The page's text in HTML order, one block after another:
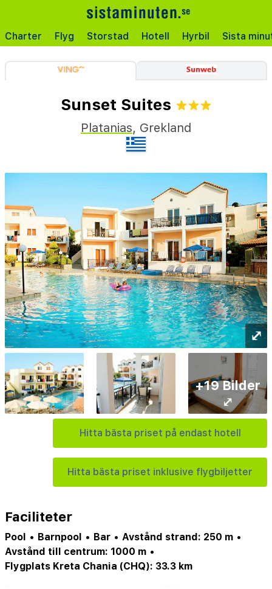
Charter Flyg Storstad Hotell Hyrbil Sista
Sunset Suites
Platanias, Grekland
⤢
Hitta bästa priset på endast hotell
Hitta bästa priset inklusive flygbiljetter
+19 Bilder
⤢
Faciliteter
Pool • Barnpool • Bar • Avstånd strand: 250 m •
Avstånd till centrum: 1000 m •
Flygplats Kreta Chania (CHQ): 33.3 km